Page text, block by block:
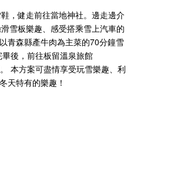
，健走前往當地神社。邊走邊介
雪板樂趣、感受搭乘雪上汽車的
青森縣產牛肉為主菜的70分鐘雪
後，前往板留溫泉旅館
本方案可盡情享受玩雪樂趣、利
天特有的樂趣！